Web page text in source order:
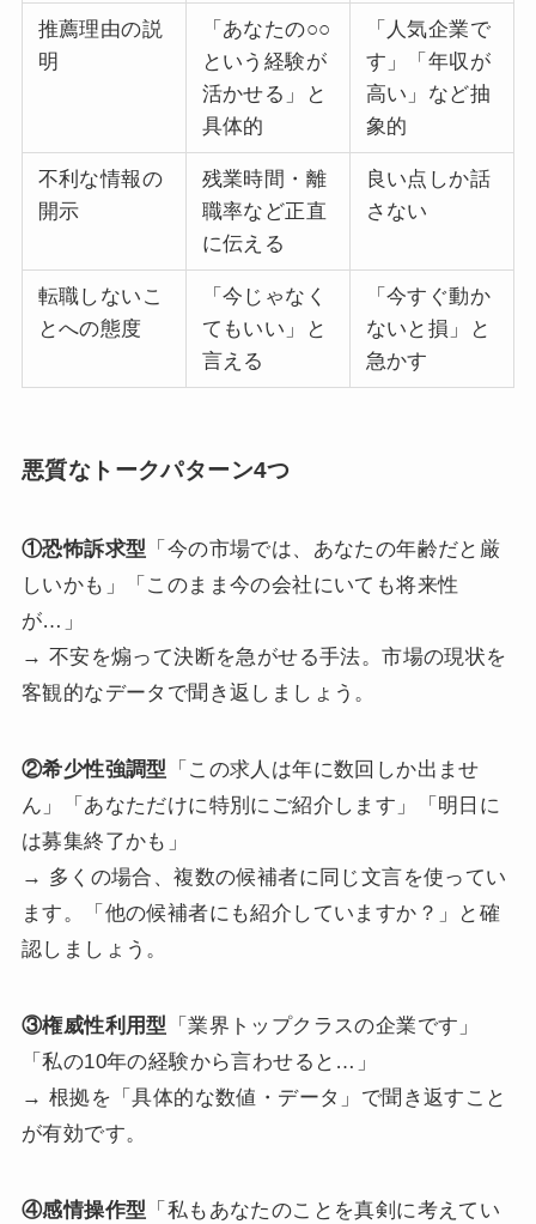
推薦理由の説
明
「あなたの○○
という経験が
活かせる」と
具体的
「人気企業で
す」「年収が
高い」など抽
象的
不利な情報の
開示
残業時間・離
職率など正直
に伝える
良い点しか話
さない
転職しないこ
とへの態度
「今じゃなく
てもいい」と
言える
「今すぐ動か
ないと損」と
急かす
悪質なトークパターン4つ
①恐怖訴求型 「今の市場では、あなたの年齢だと厳
しいかも」「このまま今の会社にいても将来性
が…」
→ 不安を煽って決断を急がせる手法。市場の現状を
客観的なデータで聞き返しましょう。
②希少性強調型 「この求人は年に数回しか出ませ
ん」「あなただけに特別にご紹介します」「明日に
は募集終了かも」
→ 多くの場合、複数の候補者に同じ文言を使ってい
ます。「他の候補者にも紹介していますか？」と確
認しましょう。
③権威性利用型 「業界トップクラスの企業です」
「私の10年の経験から言わせると…」
→ 根拠を「具体的な数値・データ」で聞き返すこと
が有効です。
④感情操作型 「私もあなたのことを真剣に考えてい